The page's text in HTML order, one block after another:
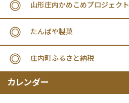
山形庄内かめこめプロジェクト
たんばや製菓
庄内町ふるさと納税
カレンダー